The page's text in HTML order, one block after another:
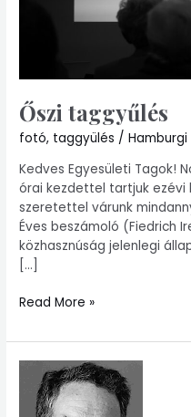
Őszi taggyűlés
fotó, taggyülés /Hamburgi
Kedves Egyesületi Tagok!
órai kezdettel tartjuk ezévi
szeretettel várunk
Éves beszámoló (Fiedrich
közhasznúság jelenlegi
[…]
Read More »
HUMAN
ERROR